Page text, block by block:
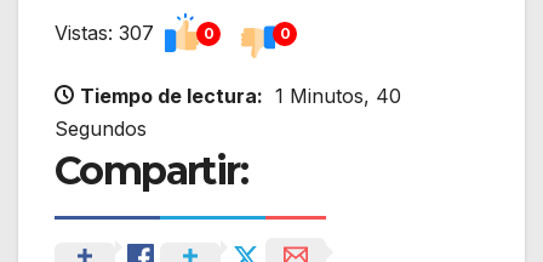
Vistas: 307 0 0
Tiempo de lectura: 1 Minutos, 40
Segundos
Compartir: